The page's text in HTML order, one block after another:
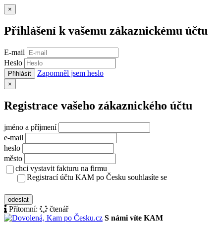
×
Přihlášení k vašemu zákaznickému účtu
E-mail
Heslo
Přihlásit Zapomněl jsem heslo
×
Registrace vašeho zákaznického účtu
jméno a příjmení
e-mail
heslo
město
chci vystavit fakturu na firmu
Registrací účtu KAM po Česku souhlasíte se
odeslat
Přítomní:
čtenář
S námi víte KAM